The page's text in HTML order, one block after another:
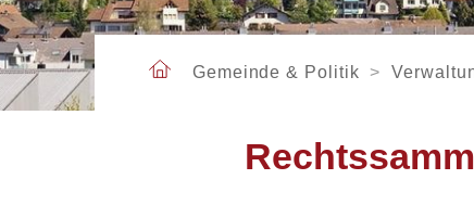
Gemeinde & Politik
Wahlen und Abstimmungen
Orientierungsversammlung
Essen und Schlafen
Verweilen
ARBEITEN
Arbeitslosenanmeldung
Kirchgemeinden
Sicherheit
Soziale Institutionen